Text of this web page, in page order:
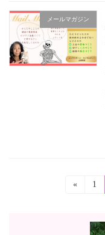
メールマガジン
«
固
ジ
1